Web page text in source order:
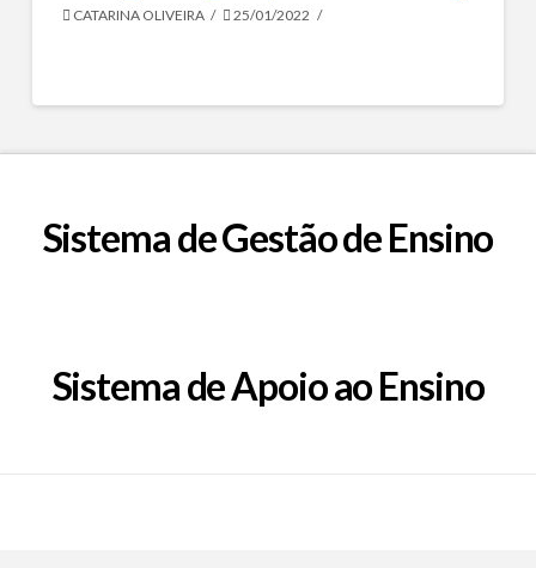
CATARINA OLIVEIRA 25/01/2022
Sistema de Gestão de Ensino
Sistema de Apoio ao Ensino